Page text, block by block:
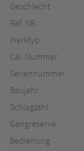
Geschlecht
Ref. NR.
Werktyp
Cal. Nummer
Seriennummer
Baujahr
Schlagzahl
Gangreserve
Bedienung